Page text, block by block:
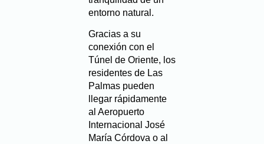
entorno natural.
Gracias a su
conexión con el
Túnel de Oriente, los
residentes de Las
Palmas pueden
llegar rápidamente
al Aeropuerto
Internacional José
María Córdova o al